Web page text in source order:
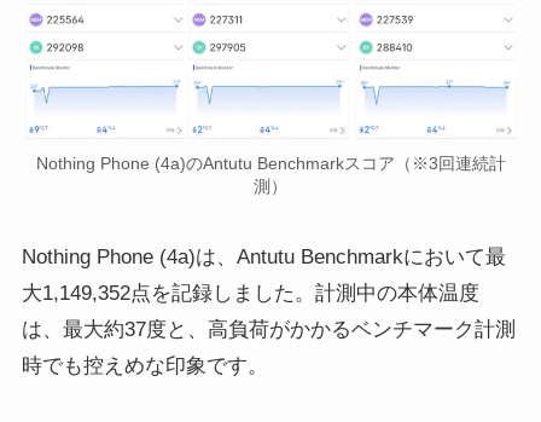
Nothing Phone (4a)のAntutu Benchmarkスコア（※3回連続計
測）
Nothing Phone (4a)は、Antutu Benchmarkにおいて最
大1,149,352点を記録しました。計測中の本体温度
は、最大約37度と、高負荷がかかるベンチマーク計測
時でも控えめな印象です。